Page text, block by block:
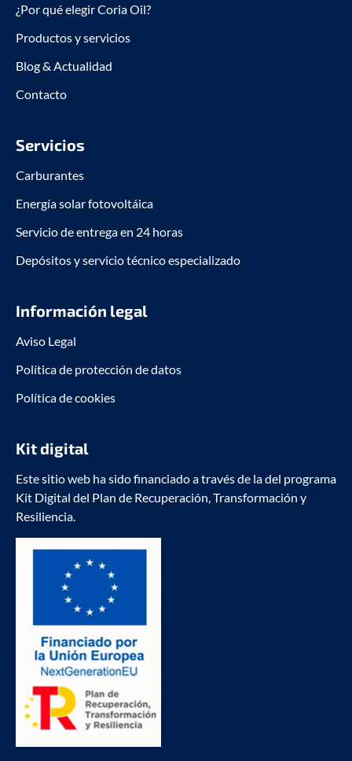
n
¿Por qué elegir Coria Oil?
Productos y servicios
Blog & Actualidad
Contacto
Servicios
Carburantes
Energía solar fotovoltáica
Servicio de entrega en 24 horas
Depósitos y servicio técnico especializado
Información legal
Aviso Legal
Política de protección de datos
Política de cookies
Kit digital
Este sitio web ha sido financiado a través de la del programa
Kit Digital del Plan de Recuperación, Transformación y
Resiliencia.